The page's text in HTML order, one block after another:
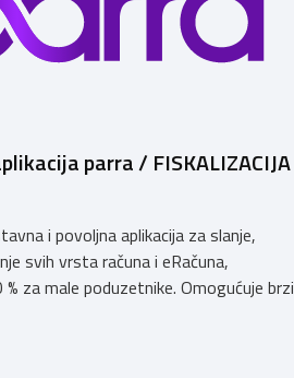
parra / FISKALIZACIJA
i povoljna aplikacija za slanje,
svih vrsta računa i eRačuna,
za male poduzetnike. Omogućuje brzi